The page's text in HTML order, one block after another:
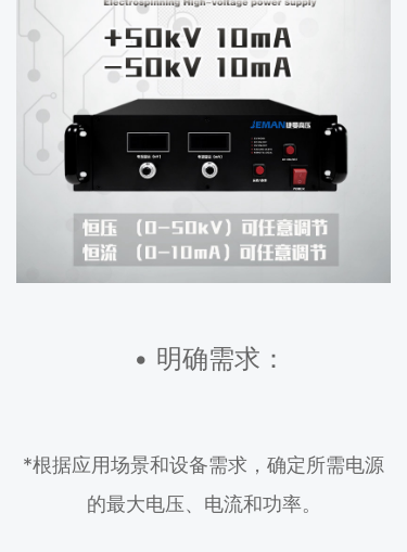
• 明确需求：
*根据应用场景和设备需求，确定所需电源
的最大电压、电流和功率。